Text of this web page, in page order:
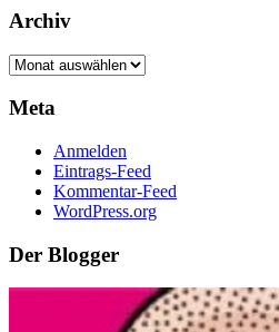
Archiv
Archiv
Meta
Anmelden
Eintrags-Feed
Kommentar-Feed
WordPress.org
Der Blogger